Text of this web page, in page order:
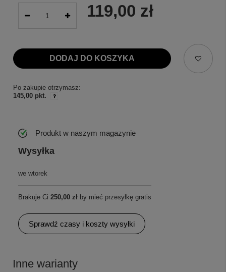
119,00 zł
DODAJ DO KOSZYKA
Po zakupie otrzymasz:
145,00 pkt.
Produkt w naszym magazynie
Wysyłka
we wtorek
Brakuje Ci 250,00 zł by mieć przesyłkę gratis
Sprawdź czasy i koszty wysyłki
Inne warianty